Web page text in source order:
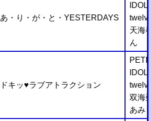
あ・り・が・と・YESTERDAYS
天海
ん
ドキッ♥ラブアトラクション
双海
あみ